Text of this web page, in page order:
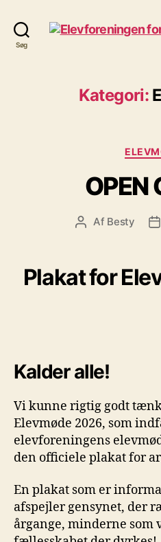
Søg
Kategori:
OPEN
Indlægsforfatter
Af Besty
Plakat for
Kalder alle!
Vi kunne rigtig godt
Elevmøde 2026, som
elevforeningens
den officiele plakat for
En plakat som er
afspejler gensynet, der
årgange, minderne som